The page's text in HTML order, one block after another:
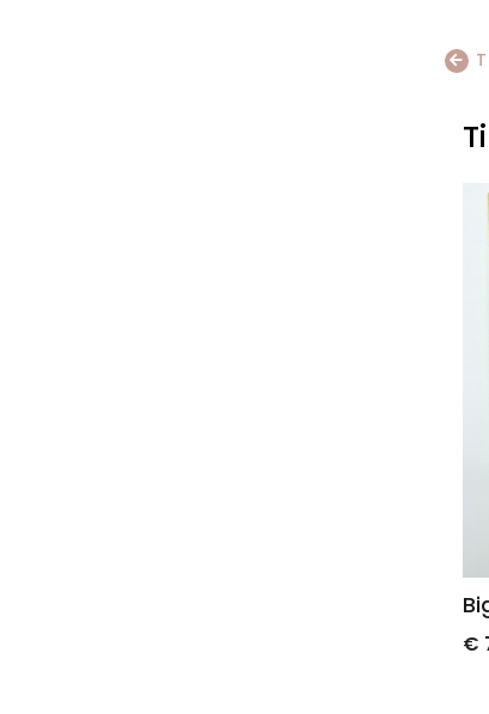
Biglietto "Nonni